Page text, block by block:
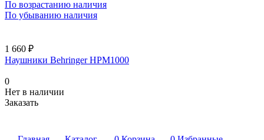
По возрастанию наличия
По убыванию наличия
1 660 ₽
Наушники Behringer HPM1000
0
Нет в наличии
Заказать